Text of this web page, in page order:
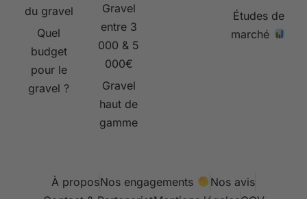
du gravel
Quel
budget
pour le
gravel ?
Gravel
entre 3
000 & 5
000€
Gravel
haut de
gamme
Études de
marché
À proposNos engagements
Nos avis